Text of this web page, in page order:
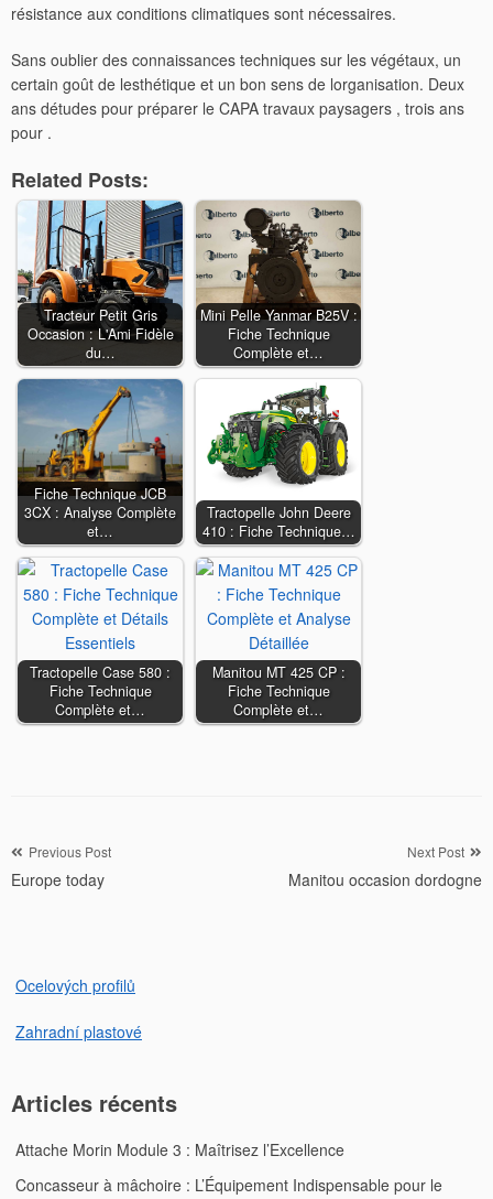
résistance aux conditions climatiques sont nécessaires.
Sans oublier des connaissances techniques sur les végétaux, un
certain goût de lesthétique et un bon sens de lorganisation. Deux
ans détudes pour préparer le CAPA travaux paysagers , trois ans
pour .
Related Posts:
Tracteur Petit Gris
Occasion : L'Ami Fidèle
du…
Mini Pelle Yanmar B25V :
Fiche Technique
Complète et…
Fiche Technique JCB
3CX : Analyse Complète
et…
Tractopelle John Deere
410 : Fiche Technique…
Tractopelle Case 580 :
Fiche Technique
Complète et…
Manitou MT 425 CP :
Fiche Technique
Complète et…
Navigation
de
Previous Post
Europe today
Next Post
Manitou occasion dordogne
Ocelových profilů
Zahradní plastové
Articles récents
Attache Morin Module 3 : Maîtrisez l’Excellence
Concasseur à mâchoire : L’Équipement Indispensable pour le